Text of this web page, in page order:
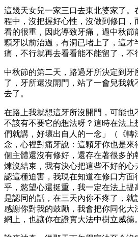
這幾天女兒一家三口去東北婆家了。
程中，沒把握好心性，沒做到修口，
看的很重，因此導致牙痛，過中秋節
顆牙以前治過，有洞已堵上了，這才
痛，不行就再去看看能不能留了，不
中秋節的第二天，路過牙所決定到牙
了，牙所還沒開門，站了一會兒我
去了。
在路上我就想這牙所沒開門，可能也
不該有不要它的想法呀？這時在法上
們就講，好壞出自人的一念」（《轉
念，心裡對痛牙說：這顆牙你也是來
個主體還沒有修好，還存在著很多的
煉沒結束，我有決心把這些不好的心
認這種迫害，我現在知道在修口方面
乎，慾望心還挺重，我一定在法上提
是認同的話，在三天內你不疼了，
感謝你對我的鼓勵，我會把你同化大
網上，也讓你在證實大法中樹立威德。